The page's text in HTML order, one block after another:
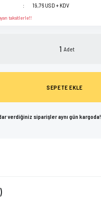
19,76 USD + KDV
taksitlerle!!
Adet
SEPETE EKLE
verdiğiniz siparişler aynı gün kargoda!